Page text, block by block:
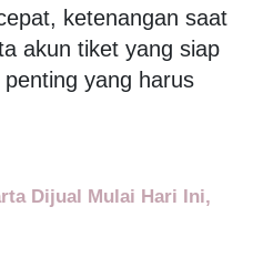
ketenangan saat
akun tiket yang siap
yang harus
Dijual Mulai Hari Ini,